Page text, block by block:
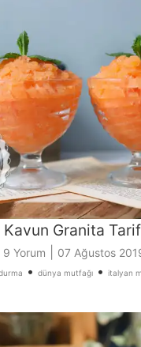
Kavun Granita
9 Yorum 07 Ağustos
• dünya mutfağı• italyan